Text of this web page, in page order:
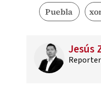
Puebla
Jesús